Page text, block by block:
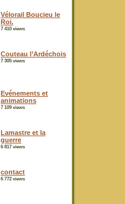
Vélorail Boucieu le
Roi.
7 410 views
Couteau l’Ardéchois
7 305 views
Evénements et
animations
7 109 views
Lamastre et la
guerre
6 817 views
contact
6 772 views